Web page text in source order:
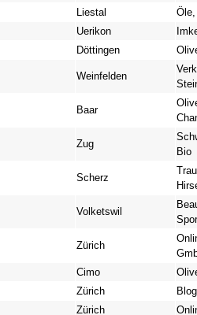
Liestal
Uerikon
Döttingen
Weinfelden
Baar
Zug
Bio
Scherz
Volketswil
Zürich
Cimo
Zürich
Zürich